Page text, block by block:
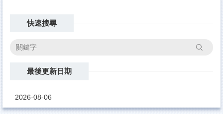
快速搜尋
搜尋
最後更新日期
2026-08-06